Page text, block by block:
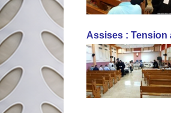
Assises : Tension